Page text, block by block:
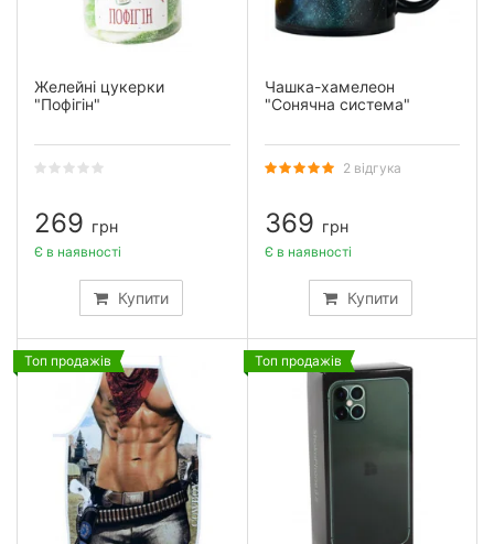
Желейні цукерки
"Пофігін"
269 грн
Купити
Є в наявності
Чашка-хамелеон
"Сонячна система"
2 відгука
369 грн
Купити
Є в наявності
Топ продажів Топ продажів